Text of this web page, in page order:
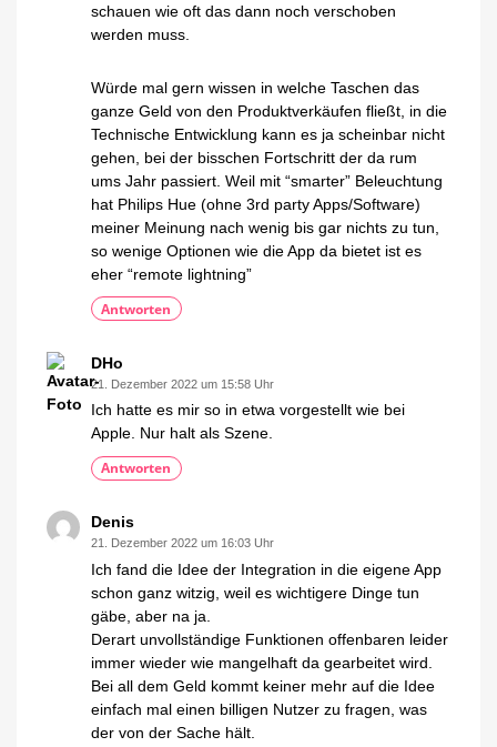
schauen wie oft das dann noch verschoben
werden muss.
Würde mal gern wissen in welche Taschen das
ganze Geld von den Produktverkäufen fließt, in die
Technische Entwicklung kann es ja scheinbar nicht
gehen, bei der bisschen Fortschritt der da rum
ums Jahr passiert. Weil mit “smarter” Beleuchtung
hat Philips Hue (ohne 3rd party Apps/Software)
meiner Meinung nach wenig bis gar nichts zu tun,
so wenige Optionen wie die App da bietet ist es
eher “remote lightning”
Antworten
DHo
21. Dezember 2022 um 15:58 Uhr
Ich hatte es mir so in etwa vorgestellt wie bei
Apple. Nur halt als Szene.
Antworten
Denis
21. Dezember 2022 um 16:03 Uhr
Ich fand die Idee der Integration in die eigene App
schon ganz witzig, weil es wichtigere Dinge tun
gäbe, aber na ja.
Derart unvollständige Funktionen offenbaren leider
immer wieder wie mangelhaft da gearbeitet wird.
Bei all dem Geld kommt keiner mehr auf die Idee
einfach mal einen billigen Nutzer zu fragen, was
der von der Sache hält.